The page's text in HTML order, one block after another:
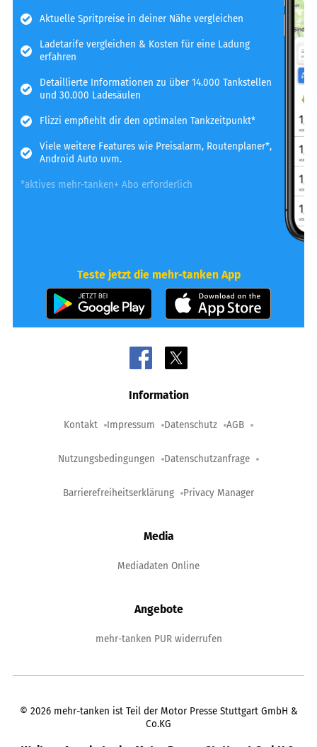
Aktuelle Spritpreise in deiner Nähe vergleichen
Ladetarife vergleichen & Kosten für eine Ladung
erfahren
Detaillierte Informationen zu über 14.000 Tankstellen
und 30.000 Ladesäulen
Flizzi empfiehlt dir den optimalen Tankzeitpunkt*
Viele weitere Features wie Preisalarm, Routenplaner*,
Android Auto uvm.
*aktives mehr-tanken+ Abo erforderlich
Teste jetzt die mehr-tanken App
Information
Kontakt Impressum Datenschutz AGB
Nutzungsbedingungen Datenschutzanfrage
Barrierefreiheitserklärung Privacy Manager
Media
Mediadaten Online
Angebote
mehr-tanken PUR widerrufen
© 2026 mehr-tanken ist Teil der Motor Presse Stuttgart GmbH &
Co.KG